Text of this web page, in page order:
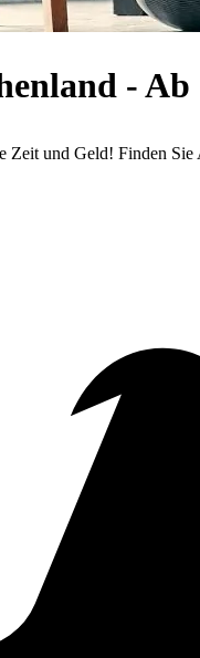
-
und Geld! Finden